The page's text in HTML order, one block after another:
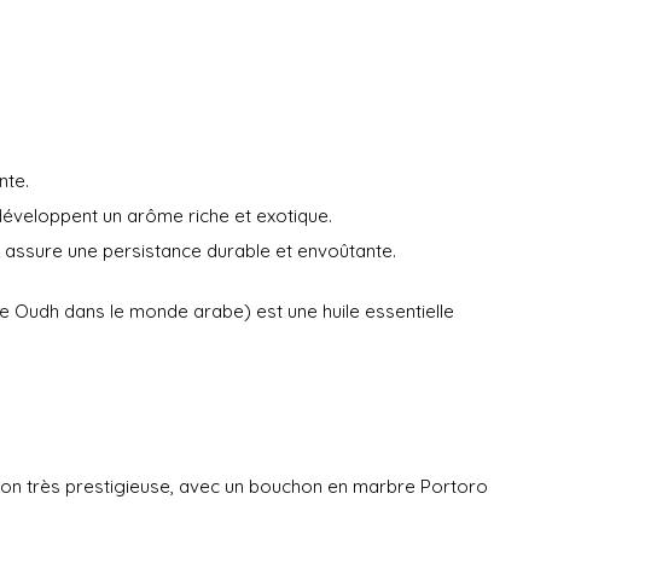
un arôme riche et exotique.
une persistance durable et envoûtante.
dans le monde arabe) est une huile essentielle
très prestigieuse, avec un bouchon en marbre Portoro